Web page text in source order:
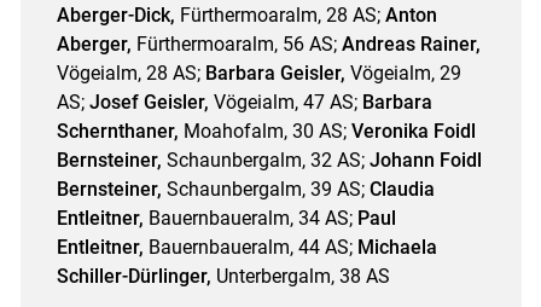
Aberger-Dick, Fürthermoar­alm, 28 AS; Anton
Aberger, Fürthermoaralm, 56 AS; Andreas Rainer,
Vögeialm, 28 AS; Barbara Geisler, Vögeialm, 29
AS;Josef Geisler, Vögeialm, 47 AS;Barbara
Schernthaner, Moahofalm, 30 AS; Veronika Foidl
Bernsteiner, Schaunbergalm, 32 AS; Johann Foidl
Bernsteiner, Schaunbergalm, 39 AS; Claudia
Entleitner, Bauernbaueralm, 34 AS; Paul
Entleitner, Bauernbaueralm, 44 AS; Michaela
Schiller-Dürlinger, Unterbergalm, 38 AS